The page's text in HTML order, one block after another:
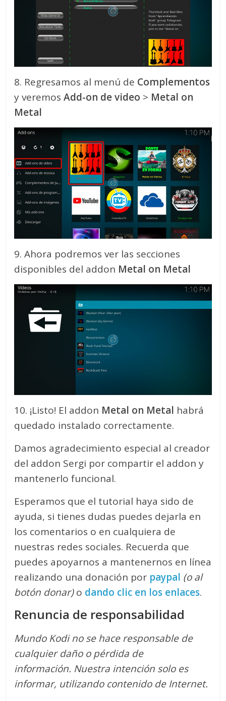
8. Regresamos al menú de Complementos
y veremos Add-on de video > Metal on
Metal
9. Ahora podremos ver las secciones
disponibles del addon Metal on Metal
10. ¡Listo! El addon Metal on Metal habrá
quedado instalado correctamente.
Damos agradecimiento especial al creador
del addon Sergi por compartir el addon y
mantenerlo funcional.
Esperamos que el tutorial haya sido de
ayuda, si tienes dudas puedes dejarla en
los comentarios o en cualquiera de
nuestras redes sociales. Recuerda que
puedes apoyarnos a mantenernos en línea
realizando una donación por paypal (o al
botón donar)o dando clic en los enlaces.
Renuncia de responsabilidad
Mundo Kodi no se hace responsable de
cualquier daño o pérdida de
información. Nuestra intención solo es
informar, utilizando contenido de Internet.